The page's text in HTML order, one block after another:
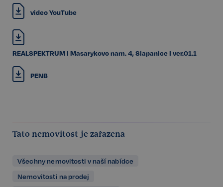
video YouTube
REALSPEKTRUM I Masarykovo nam. 4, Slapanice I ver.01.1
PENB
Tato nemovitost je zařazena
Všechny nemovitosti v naší nabídce
Nemovitosti na prodej